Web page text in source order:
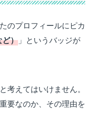
のプロフィールにピカ
ど） 」というバッジが
考えてはいけません。
要なのか、その理由を